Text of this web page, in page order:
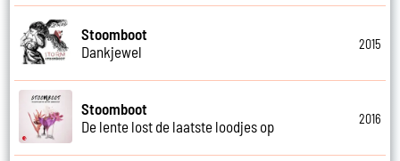
Stoomboot
Dankjewel
2015
Stoomboot
De lente lost de laatste loodjes op
2016